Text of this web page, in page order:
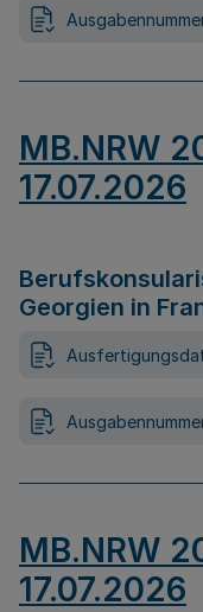
MB.NRW
17.07.2026
Georgien in
MB.NRW
17.07.2026